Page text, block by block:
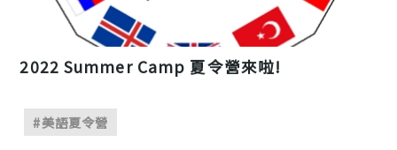
2022 Summer Camp 夏令營來啦!
#美語夏令營